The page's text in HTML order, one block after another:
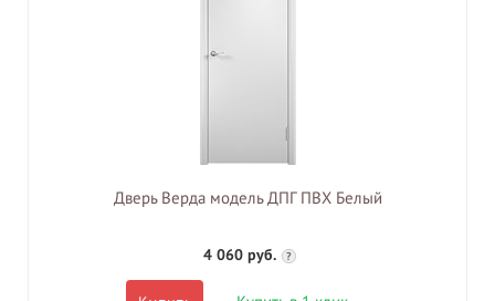
Дверь Верда модель ДПГ ПВХ Белый
4 060 руб. ?